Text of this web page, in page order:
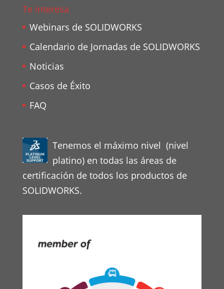
Te interesa
Webinars de SOLIDWORKS
Calendario de Jornadas de SOLIDWORKS
Noticias
Casos de Éxito
FAQ
Tenemos el máximo nivel (nivel
platino) en todas las áreas de
certificación de todos los productos de
SOLIDWORKS.